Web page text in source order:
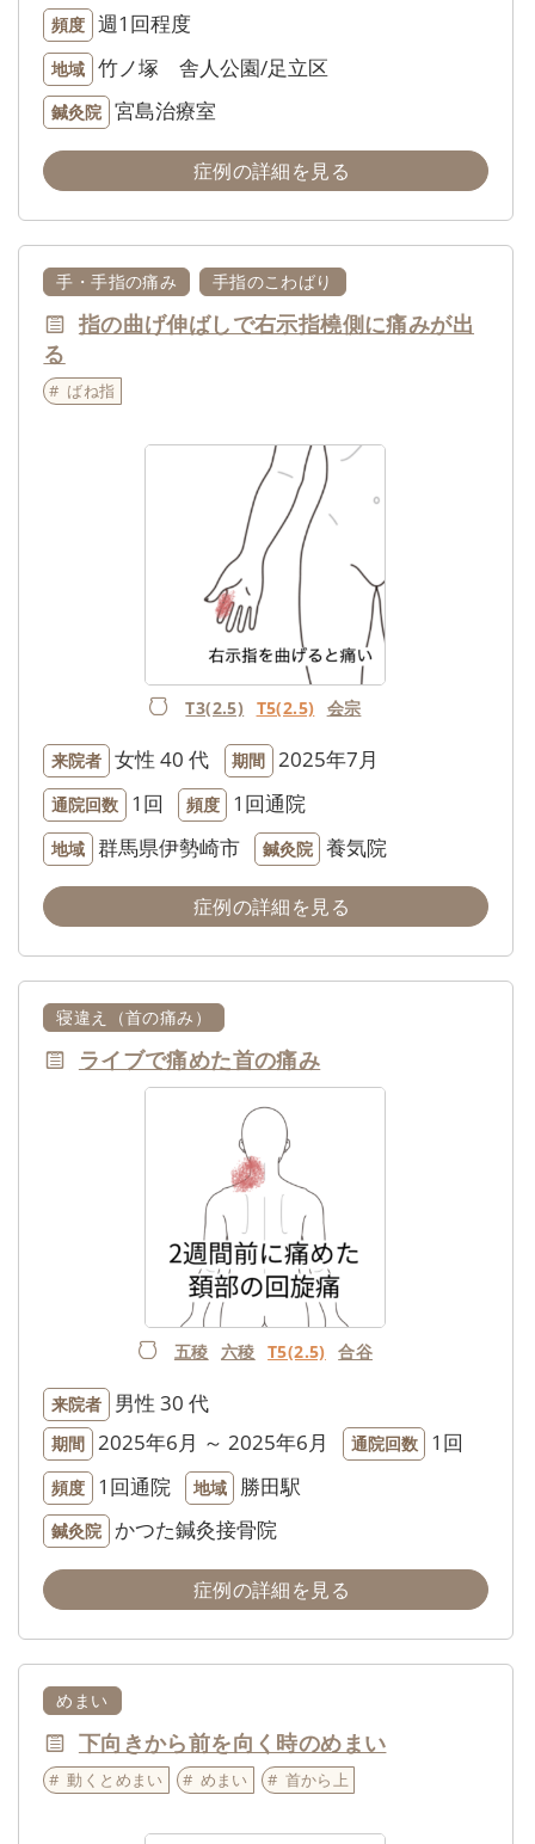
頻度 週1回程度
地域 竹ノ塚 舎人公園/足立区
鍼灸院 宮島治療室
症例の詳細を見る
手・手指の痛み 手指のこわばり
指の曲げ伸ばしで右示指橈側に痛みが出
る
ばね指
T3(2.5) T5(2.5) 会宗
来院者 女性 40 代 期間 2025年7月
通院回数 1回 頻度 1回通院
地域 群馬県伊勢崎市 鍼灸院 養気院
症例の詳細を見る
寝違え（首の痛み）
ライブで痛めた首の痛み
五稜 六稜 T5(2.5) 合谷
来院者 男性 30 代
期間 2025年6月 ～ 2025年6月 通院回数 1回
頻度 1回通院 地域 勝田駅
鍼灸院 かつた鍼灸接骨院
症例の詳細を見る
めまい
下向きから前を向く時のめまい
動くとめまい めまい 首から上